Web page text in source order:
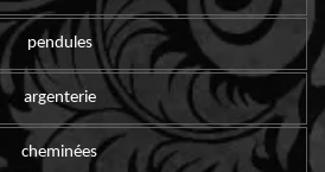
pendules
argenterie
cheminées